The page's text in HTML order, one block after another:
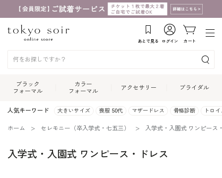
あとで見る ログイン カート
ブラック
フォーマル
カラー
フォーマル
アクセサリー ブライダル
人気キーワード 大きいサイズ 喪服 50代 マザードレス 骨格診断 トロ
ホーム セレモニー（卒入学式・七五三） 入学式・入園式 ワンピース
入学式・入園式 ワンピース・ドレス